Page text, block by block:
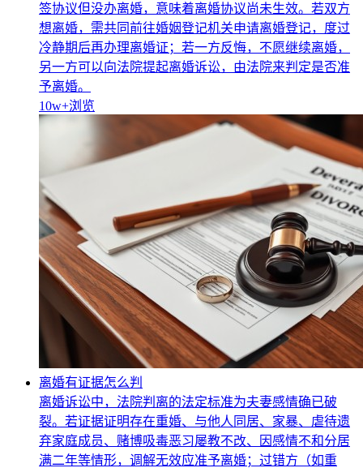
签协议但没办离婚，意味着离婚协议尚未生效。若双方
想离婚，需共同前往婚姻登记机关申请离婚登记，度过
冷静期后再办理离婚证；若一方反悔，不愿继续离婚，
另一方可以向法院提起离婚诉讼，由法院来判定是否准
予离婚。
10w+浏览
离婚有证据怎么判
离婚诉讼中，法院判离的法定标准为夫妻感情确已破
裂。若证据证明存在重婚、与他人同居、家暴、虐待遗
弃家庭成员、赌博吸毒恶习屡教不改、因感情不和分居
满二年等情形，调解无效应准予离婚；过错方（如重